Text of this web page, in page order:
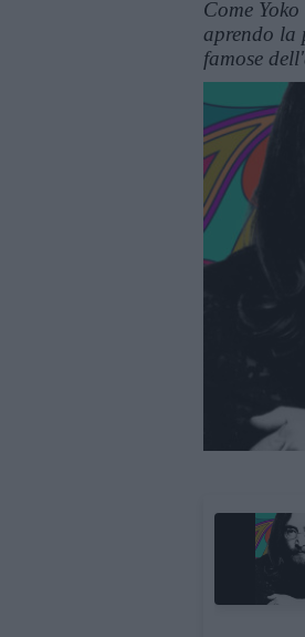
Come
aprendo la
famose